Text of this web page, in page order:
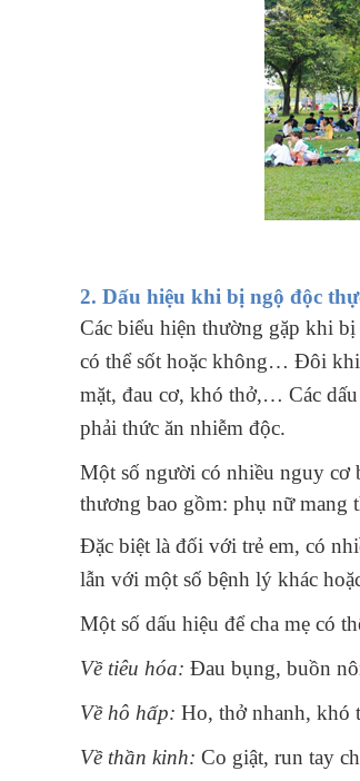
2. Dấu hiệu khi bị ngộ độc
Các biểu hiện thường gặp khi
có thể sốt hoặc không… Đôi khi
mặt, đau cơ, khó thở,… Các
phải thức ăn nhiễm độc.
Một số người có nhiều nguy cơ
thương bao gồm: phụ nữ
Đặc biệt là đối với trẻ em, có
lẫn với một số bệnh lý khác
Một số dấu hiệu để cha mẹ có
Về tiêu hóa: Đau bụng, buồn
Về hô hấp: Ho, thở nhanh, khó
Về thần kinh: Co giật, run tay